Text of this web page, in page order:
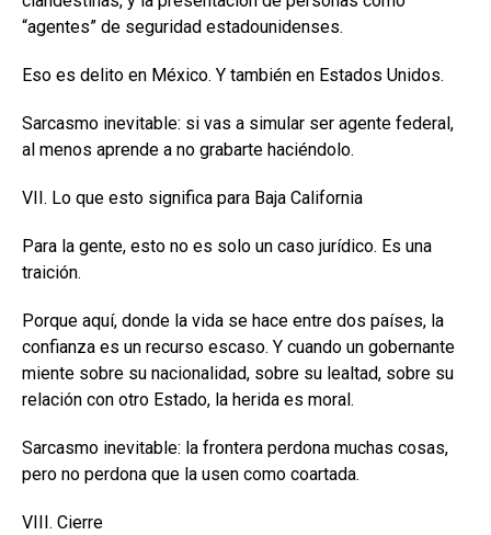
“agentes” de seguridad estadounidenses.
Eso es delito en México. Y también en Estados Unidos.
Sarcasmo inevitable: si vas a simular ser agente federal,
al menos aprende a no grabarte haciéndolo.
VII. Lo que esto significa para Baja California
Para la gente, esto no es solo un caso jurídico. Es una
traición.
Porque aquí, donde la vida se hace entre dos países, la
confianza es un recurso escaso. Y cuando un gobernante
miente sobre su nacionalidad, sobre su lealtad, sobre su
relación con otro Estado, la herida es moral.
Sarcasmo inevitable: la frontera perdona muchas cosas,
pero no perdona que la usen como coartada.
VIII. Cierre